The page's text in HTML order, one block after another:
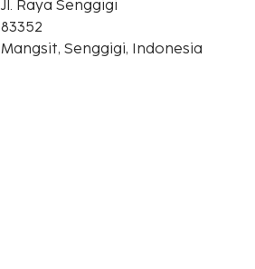
Jl. Raya Senggigi
83352
Mangsit, Senggigi, Indonesia